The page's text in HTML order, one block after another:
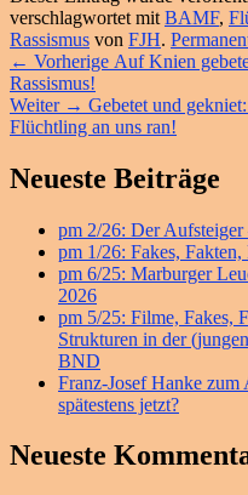
verschlagwortet mit BAMF,
Rassismus von FJH.
Beitragsnavigation
← Vorherige Vorheriger
Auf Knien
Rassismus!
Weiter → Nächster
Beitrag:
Gebetet und
Flüchtling an uns ran!
Primärer
Widget-
Bereich
Neueste Beiträge
pm 2/26: Der
pm 1/26: Fakes,
pm 6/25: Marburger
2026
pm 5/25: Filme, Fakes,
Strukturen in der
BND
Franz-Josef Hanke
spätestens jetzt?
Neueste